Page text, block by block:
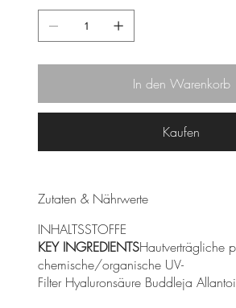
In den Warenkorb
Kaufen
Zutaten & Nährwerte
INHALTSSTOFFE
KEY INGREDIENTSHautverträgliche
chemische/organische UV-
Filter Hyaluronsäure Buddleja